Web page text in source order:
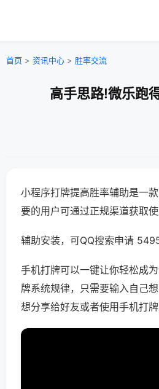
首页 > 资讯中心 > 胜率交流
高手思路!微乐跑
小程序打牌提高胜率辅助是一
要的用户可通过正规渠道获取使
辅助安装，可QQ搜索申请
手机打牌可以一键让你轻松成
牌系统规律，只需要输入自己
想分享给好友或者使用手机打